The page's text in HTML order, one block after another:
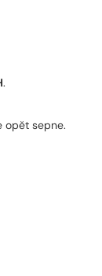
.
opět sepne.